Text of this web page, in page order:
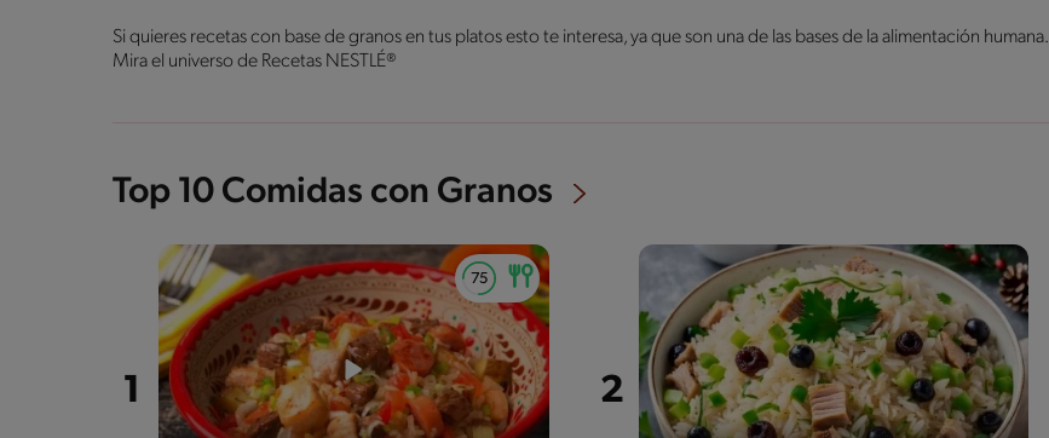
Si quieres recetas con base de granos en tus platos esto te interesa, ya que son una de las bases de la alimentación humana.
Mira el universo de Recetas NESTLÉ®
Top 10 Comidas con Granos